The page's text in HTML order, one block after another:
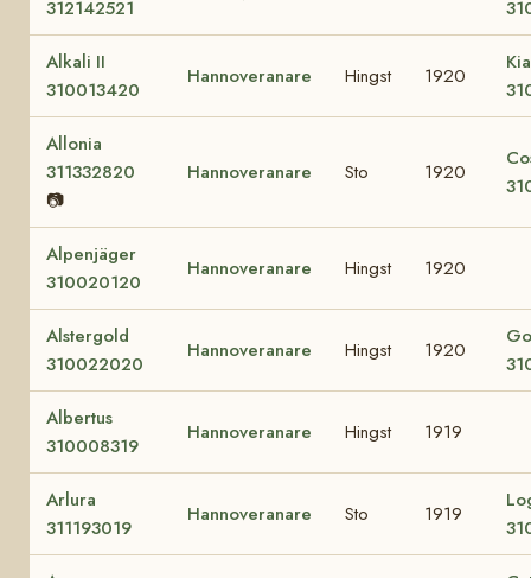
312142521
Alkali II
310013420
Hannoveranare Hingst 1920
Allonia
311332820
📷
Hannoveranare Sto 1920
Alpenjäger
310020120
Hannoveranare Hingst 1920
Alstergold
310022020
Hannoveranare Hingst 1920
Albertus
310008319
Hannoveranare Hingst 1919
Arlura
311193019
Hannoveranare Sto 1919